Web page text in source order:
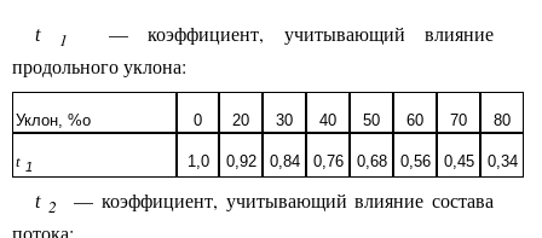
t 1
— коэффициент, учитывающий влияние
продольного уклона:
Уклон, %о 0 20 30 40 50 60 70 80
t 1 1,0 0,92 0,84 0,76 0,68 0,56 0,45 0,34
t 2
— коэффициент, учитывающий влияние состава
потока: